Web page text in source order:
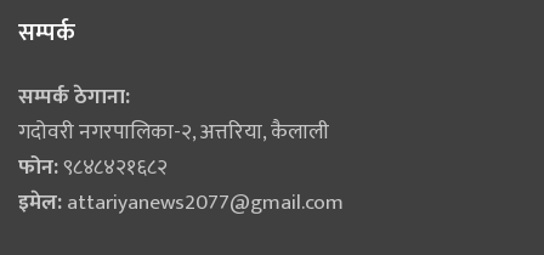
सम्पर्क
सम्पर्क ठेगाना:
गदोवरी नगरपालिका-२, अत्तरिया, कैलाली
फोन:९८४८४२१६८२
इमेल:attariyanews2077@gmail.com